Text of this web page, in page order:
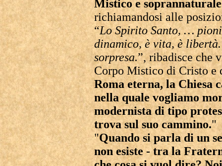
Mistico e
richiamandosi alle
“Lo Spirito Santo, …
dinamico, è vita, è
sorpresa.”, ribadisce che
Corpo Mistico di Cristo e
Roma eterna, la Chiesa
nella quale vogliamo
modernista di tipo
trova sul suo cammino."
"Quando si parla di un
non esiste - tra la